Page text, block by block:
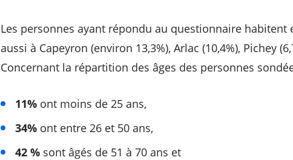
Les personnes ayant répondu au questionnaire
aussi à Capeyron (environ 13,3%), Arlac (10,4%), Pichey
Concernant la répartition des âges des personnes
11%ont moins de 25 ans,
34%ont entre 26 et 50 ans,
42 %sont âgés de 51 à 70 ans et